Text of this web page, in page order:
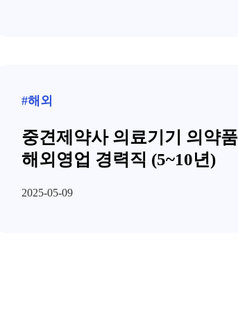
#해외
중견제약사 의료기기 의약품
해외영업 경력직 (5~10년)
2025-05-09